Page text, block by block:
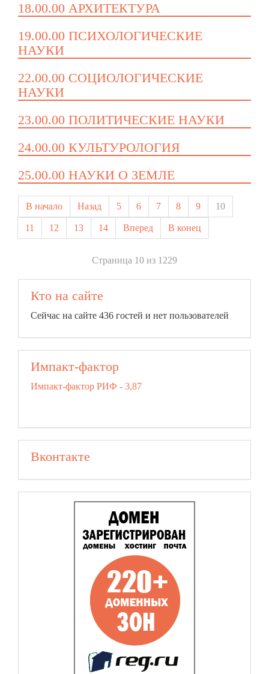
18.00.00 АРХИТЕКТУРА
19.00.00 ПСИХОЛОГИЧЕСКИЕ
НАУКИ
22.00.00 СОЦИОЛОГИЧЕСКИЕ
НАУКИ
23.00.00 ПОЛИТИЧЕСКИЕ НАУКИ
24.00.00 КУЛЬТУРОЛОГИЯ
25.00.00 НАУКИ О ЗЕМЛЕ
В начало Назад 5 6 7 8 9 10
11 12 13 14 Вперед В конец
Страница 10 из 1229
Кто на сайте
Сейчас на сайте 436 гостей и нет пользователей
Импакт-фактор
Импакт-фактор РИФ - 3,87
Вконтакте